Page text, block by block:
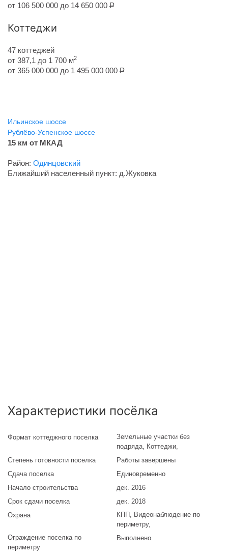
от 106 500 000 до 14 650 000 Р
Коттеджи
47 коттеджей
от 387,1 до 1 700 м2
от 365 000 000 до 1 495 000 000 Р
Ильинское шоссе
Рублёво-Успенское шоссе
15 км от МКАД
Район: Одинцовский
Ближайший населенный пункт: д.Жуковка
Характеристики посёлка
Формат коттеджного поселка
Земельные участки без
подряда Коттеджи
Степень готовности поселка
Работы завершены
Сдача поселка
Единовременно
Начало строительства
дек. 2016
Срок сдачи поселка
дек. 2018
Охрана
КПП, Видеонаблюдение по
периметру,
Ограждение поселка по
периметру
Выполнено